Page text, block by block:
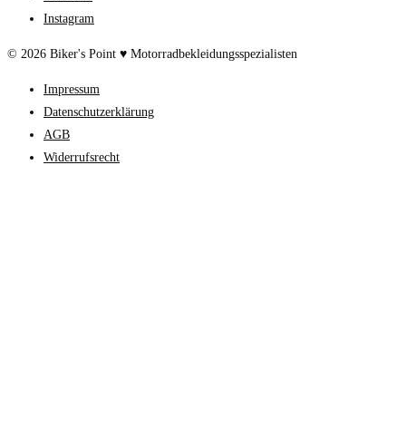
Instagram
© 2026 Biker's Point ♥ Motorradbekleidungsspezialisten
Impressum
Datenschutzerklärung
AGB
Widerrufsrecht